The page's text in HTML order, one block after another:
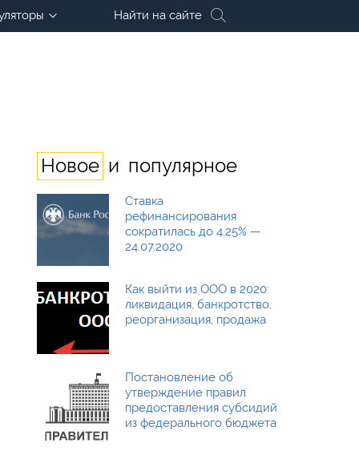
Найти на сайте
Новое и популярное
Ставка
рефинансирования
сократилась до 4,25% —
24.07.2020
Как выйти из ООО в 2020:
ликвидация, банкротство,
реорганизация, продажа
Постановление об
утверждение правил
предоставления субсидий
из федерального бюджета